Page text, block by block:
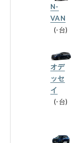
N-
VAN
-台
オデ
ッセ
イ
-台